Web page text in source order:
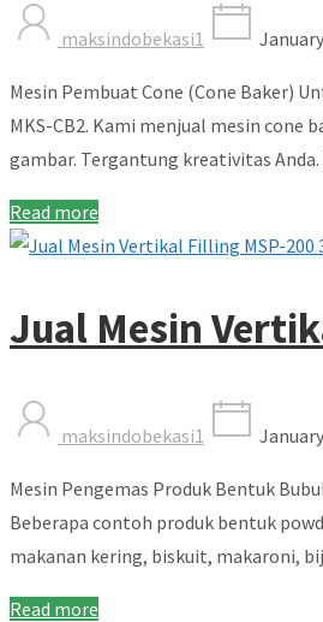
maksindobekasi1
Mesin Pembuat Cone (Cone Baker)
MKS-CB2. Kami menjual mesin cone
gambar. Tergantung kreativitas
Read more
Jual Mesin
maksindobekasi1
Mesin Pengemas Produk Bentuk
Beberapa contoh produk bentuk
makanan kering, biskuit, makaroni,
Read more